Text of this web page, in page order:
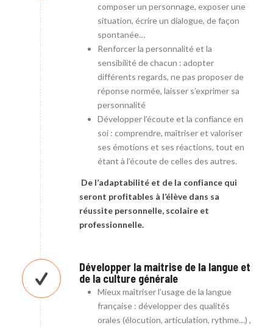
composer un personnage, exposer une
situation, écrire un dialogue, de façon
spontanée…
Renforcer la personnalité et la
sensibilité de chacun : adopter
différents regards, ne pas proposer de
réponse normée, laisser s’exprimer sa
personnalité
Développer l’écoute et la confiance en
soi : comprendre, maîtriser et valoriser
ses émotions et ses réactions, tout en
étant à l’écoute de celles des autres.
De l’adaptabilité et de la confiance qui
seront profitables à l’élève dans sa
réussite personnelle, scolaire et
professionnelle.
Développer la maitrise de la langue et
de la culture générale
Mieux maîtriser l’usage de la langue
française : développer des qualités
orales (élocution, articulation, rythme…) ,